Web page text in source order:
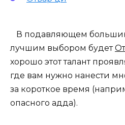
В подавляющем
лучшим выбором будет
хорошо этот талант
где вам нужно нанести
за короткое время
опасного адда).